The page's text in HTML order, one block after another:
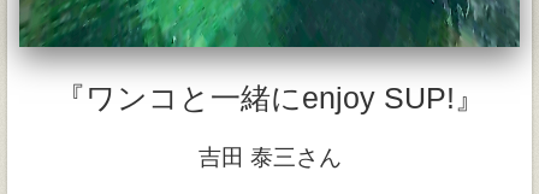
『ワンコと一緒にenjoy SUP!』
吉田 泰三さん